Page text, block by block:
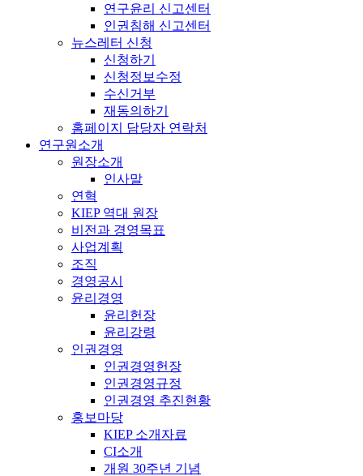
연구윤리 신고센터
인권침해 신고센터
뉴스레터 신청
신청하기
신청정보수정
수신거부
재동의하기
홈페이지 담당자 연락처
연구원소개
원장소개
인사말
연혁
KIEP 역대 원장
비전과 경영목표
사업계획
조직
경영공시
윤리경영
윤리헌장
윤리강령
인권경영
인권경영헌장
인권경영규정
인권경영 추진현황
홍보마당
KIEP 소개자료
CI소개
개원 30주년 기념